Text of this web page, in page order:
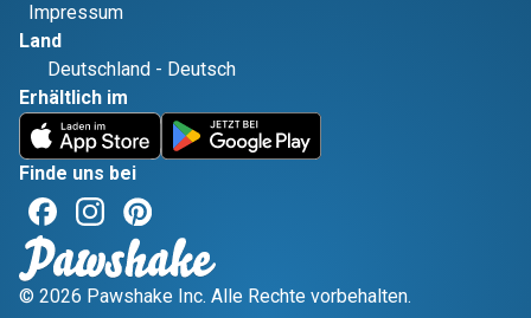
Impressum
Land
Deutschland - Deutsch
Erhältlich im
Finde uns bei
© 2026 Pawshake Inc. Alle Rechte vorbehalten.